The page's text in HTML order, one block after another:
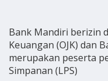
Bank Mandiri berizin
Keuangan (OJK) dan
merupakan peserta
Simpanan (LPS)